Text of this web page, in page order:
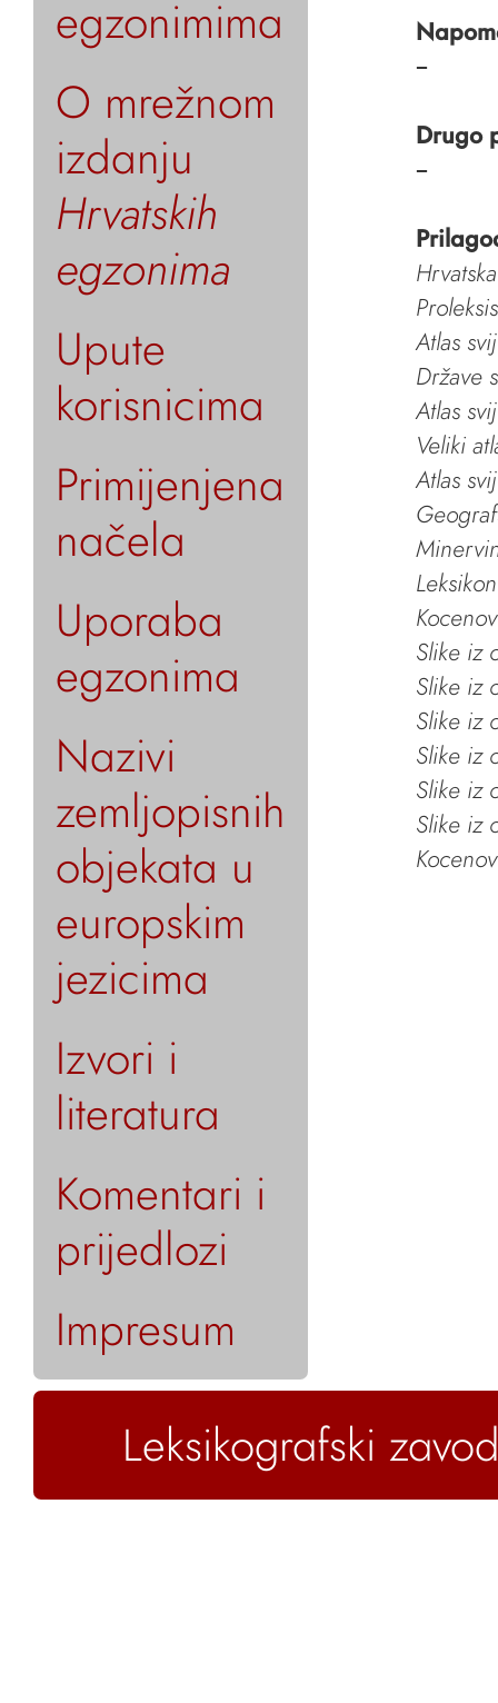
egzonimima
O mrežnom
izdanju
Hrvatskih
egzonima
Upute
korisnicima
Primijenjena
načela
Uporaba
egzonima
Nazivi
zemljopisnih
objekata u
europskim
jezicima
Izvori i
literatura
Komentari i
prijedlozi
Impresum
–
Drugo
–
Atlas
Države
Atlas
Veliki
Atlas
Slike iz
Slike iz
Slike iz
Slike iz
Slike iz
Slike iz
Leksikografski